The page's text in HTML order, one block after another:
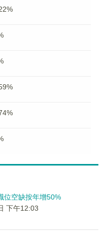
位空缺按年增50%
下午12:03